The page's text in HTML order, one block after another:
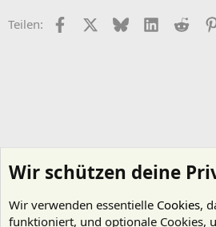
Teilen: FacebookX (Twitter)
BlueskyLinkedIn
Wir schützen deine
Wir verwenden essentielle Cookies,
funktioniert, und optionale Cookies,